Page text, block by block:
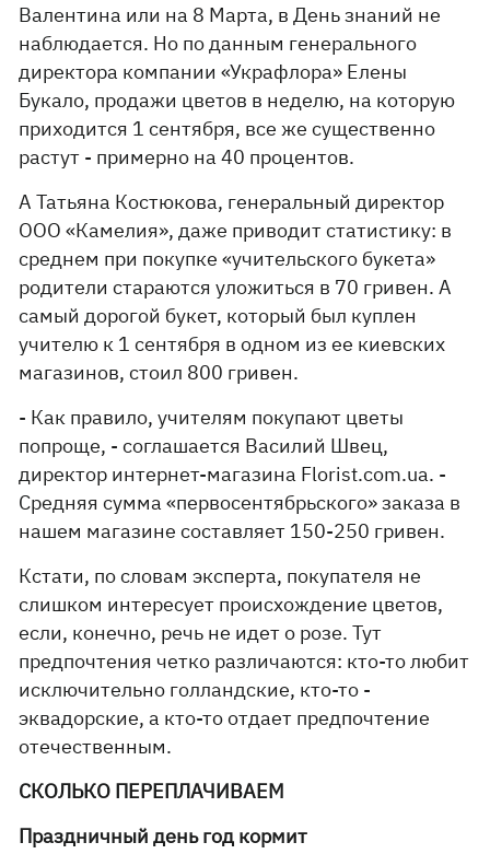
Валентина или на 8 Марта, в День знаний не
наблюдается. Но по данным генерального
директора компании «Украфлора» Елены
Букало, продажи цветов в неделю, на которую
приходится 1 сентября, все же существенно
растут - примерно на 40 процентов.
А Татьяна Костюкова, генеральный директор
ООО «Камелия», даже приводит статистику: в
среднем при покупке «учительского букета»
родители стараются уложиться в 70 гривен. А
самый дорогой букет, который был куплен
учителю к 1 сентября в одном из ее киевских
магазинов, стоил 800 гривен.
- Как правило, учителям покупают цветы
попроще, - соглашается Василий Швец,
директор интернет-магазина Florist.com.ua. -
Средняя сумма «первосентябрьского» заказа в
нашем магазине составляет 150-250 гривен.
Кстати, по словам эксперта, покупателя не
слишком интересует происхождение цветов,
если, конечно, речь не идет о розе. Тут
предпочтения четко различаются: кто-то любит
исключительно голландские, кто-то -
эквадорские, а кто-то отдает предпочтение
отечественным.
СКОЛЬКО ПЕРЕПЛАЧИВАЕМ
Праздничный день год кормит